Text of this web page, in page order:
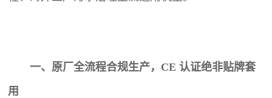
一、原厂全流程合规生产，CE 认证绝非贴牌套
用